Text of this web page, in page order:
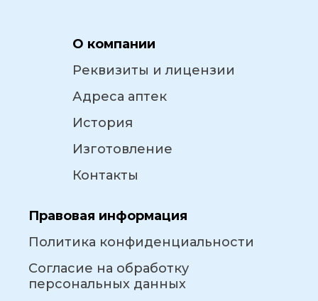
О компании
Реквизиты и лицензии
Адреса аптек
История
Изготовление
Контакты
Правовая информация
Политика конфиденциальности
Согласие на обработку
персональных данных